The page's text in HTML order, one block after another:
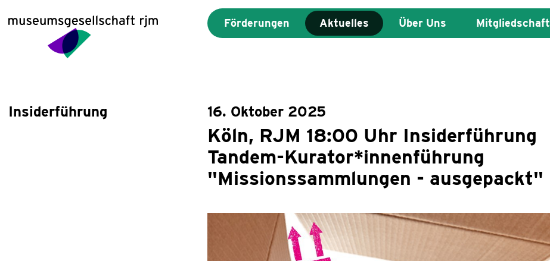
Förderungen Aktuelles Über Uns Mitgliedschaft
Insiderführung 16. Oktober 2025
Köln, RJM 18:00 Uhr Insiderführung
Tandem-Kurator*innenführung
"Missionssammlungen - ausgepackt"